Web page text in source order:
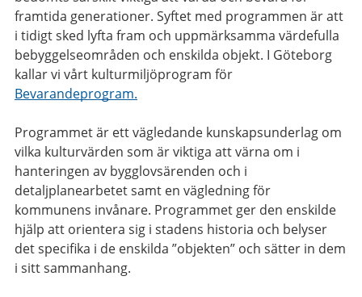
framtida generationer. Syftet med programmen är att
i tidigt sked lyfta fram och uppmärksamma värdefulla
bebyggelseområden och enskilda objekt. I Göteborg
kallar vi vårt kulturmiljöprogram för
Bevarandeprogram.
Programmet är ett vägledande kunskapsunderlag om
vilka kulturvärden som är viktiga att värna om i
hanteringen av bygglovsärenden och i
detaljplanearbetet samt en vägledning för
kommunens invånare. Programmet ger den enskilde
hjälp att orientera sig i stadens historia och belyser
det specifika i de enskilda ”objekten” och sätter in dem
i sitt sammanhang.